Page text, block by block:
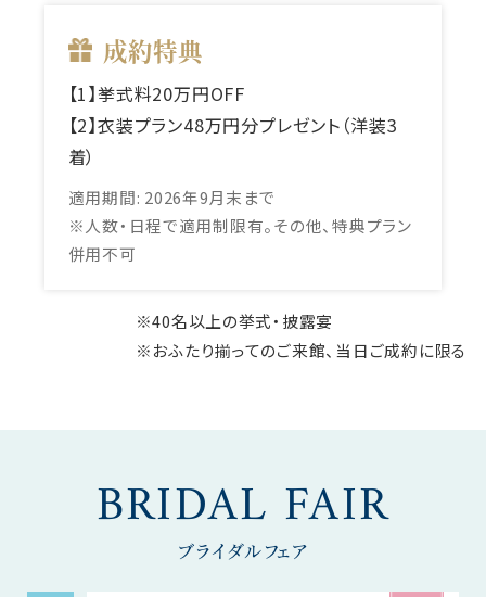
成約特典
【1】挙式料20万円OFF
【2】衣装プラン48万円分プレゼント（洋装3
着）
適用期間: 2026年9月末まで
※人数・日程で適用制限有。その他、特典プラン
併用不可
※40名以上の挙式・披露宴
※おふたり揃ってのご来館、当日ご成約に限る
BRIDAL FAIR
ブライダルフェア